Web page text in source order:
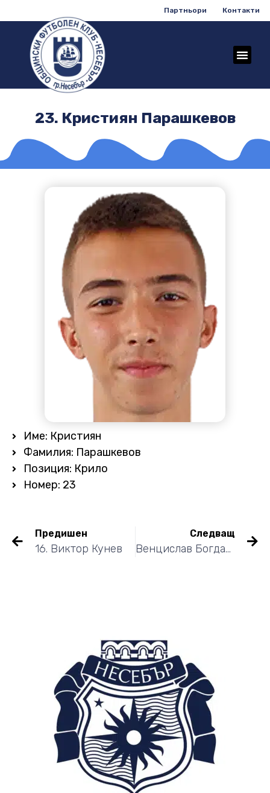
Партньори Контакти
23. Кристиян Парашкевов
Име: Кристиян
Фамилия: Парашкевов
Позиция: Крило
Номер: 23
Предишен
16. Виктор Кунев
Следващ
Венцислав Богданов